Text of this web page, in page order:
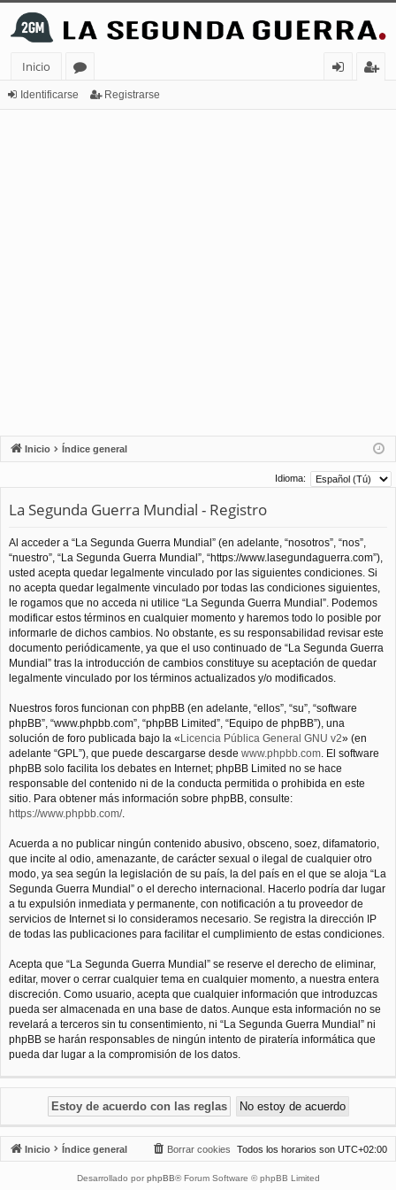
Inicio
or
Identificarse Registrarse
Inicio Índice general
Idioma:
La Segunda Guerra Mundial - Registro
Al acceder a “La Segunda Guerra Mundial” (en adelante, “nosotros”, “nos”,
“nuestro”, “La Segunda Guerra Mundial”, “https://www.lasegundaguerra.com”),
usted acepta quedar legalmente vinculado por las siguientes condiciones. Si
no acepta quedar legalmente vinculado por todas las condiciones siguientes,
le rogamos que no acceda ni utilice “La Segunda Guerra Mundial”. Podemos
modificar estos términos en cualquier momento y haremos todo lo posible por
informarle de dichos cambios. No obstante, es su responsabilidad revisar este
documento periódicamente, ya que el uso continuado de “La Segunda Guerra
Mundial” tras la introducción de cambios constituye su aceptación de quedar
legalmente vinculado por los términos actualizados y/o modificados.
Nuestros foros funcionan con phpBB (en adelante, “ellos”, “su”, “software
phpBB”, “www.phpbb.com”, “phpBB Limited”, “Equipo de phpBB”), una
solución de foro publicada bajo la «Licencia Pública General GNU v2» (en
adelante “GPL”), que puede descargarse desde www.phpbb.com. El software
phpBB solo facilita los debates en Internet; phpBB Limited no se hace
responsable del contenido ni de la conducta permitida o prohibida en este
sitio. Para obtener más información sobre phpBB, consulte:
https://www.phpbb.com/.
Acuerda a no publicar ningún contenido abusivo, obsceno, soez, difamatorio,
que incite al odio, amenazante, de carácter sexual o ilegal de cualquier otro
modo, ya sea según la legislación de su país, la del país en el que se aloja “La
Segunda Guerra Mundial” o el derecho internacional. Hacerlo podría dar lugar
a tu expulsión inmediata y permanente, con notificación a tu proveedor de
servicios de Internet si lo consideramos necesario. Se registra la dirección IP
de todas las publicaciones para facilitar el cumplimiento de estas condiciones.
Acepta que “La Segunda Guerra Mundial” se reserve el derecho de eliminar,
editar, mover o cerrar cualquier tema en cualquier momento, a nuestra entera
discreción. Como usuario, acepta que cualquier información que introduzcas
pueda ser almacenada en una base de datos. Aunque esta información no se
revelará a terceros sin tu consentimiento, ni “La Segunda Guerra Mundial” ni
phpBB se harán responsables de ningún intento de piratería informática que
pueda dar lugar a la compromisión de los datos.
Inicio Índice general Todos los horarios son UTC+02:00
Borrar cookies
Desarrollado por phpBB® Forum Software © phpBB Limited